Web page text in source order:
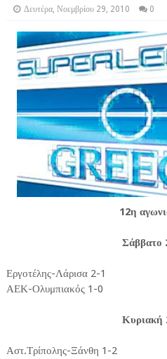
Δευτέρα, Νοεμβρίου 29, 2010 0
12η
Σάββατο
Εργοτέλης-Λάρισα 2-1
ΑΕΚ-Ολυμπιακός 1-0
Κυριακή
Αστ.Τρίπολης-Ξάνθη 1-2